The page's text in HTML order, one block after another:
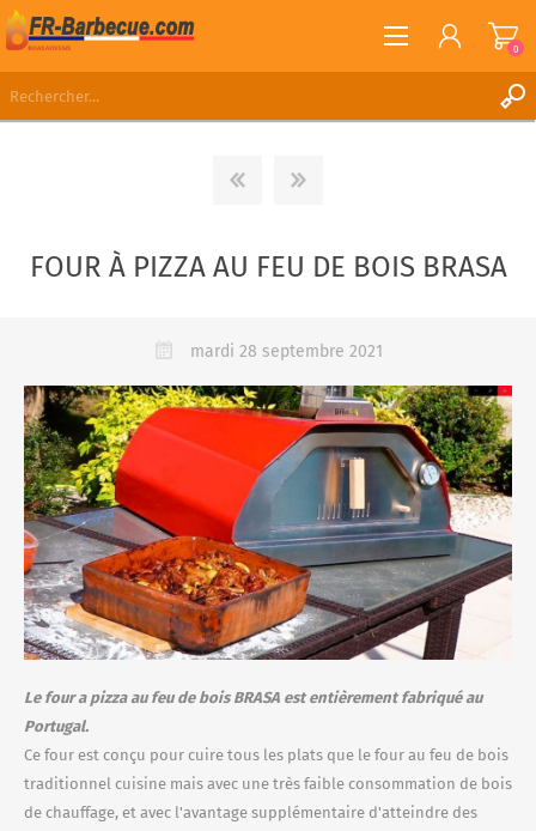
0
FOUR À PIZZA AU FEU DE BOIS BRASA
mardi 28 septembre 2021
Le four a pizza au feu de bois BRASA est entièrement fabriqué au
Portugal.
Ce four est conçu pour cuire tous les plats que le four au feu de bois
traditionnel cuisine mais avec une très faible consommation de bois
de chauffage, et avec l'avantage supplémentaire d'atteindre des